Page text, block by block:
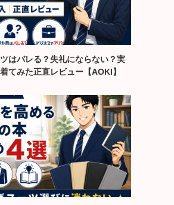
はバレる？失礼にならない？実
てみた正直レビュー【AOKI】